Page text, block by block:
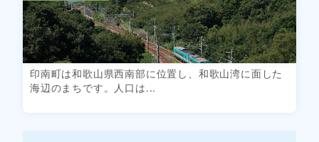
印南町は和歌山県西南部に位置し、和歌山湾に面した
海辺のまちです。人口は...